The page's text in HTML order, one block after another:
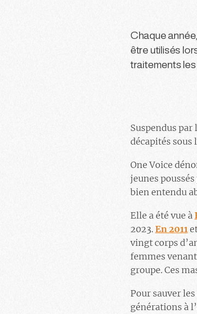
Chaque
être utilisés
traitements
Suspendus par
décapités sous
One Voice
jeunes
bien entendu
Elle a été vue à
2023.En 2011
vingt corps
femmes
groupe. Ces
Pour sauver
générations à